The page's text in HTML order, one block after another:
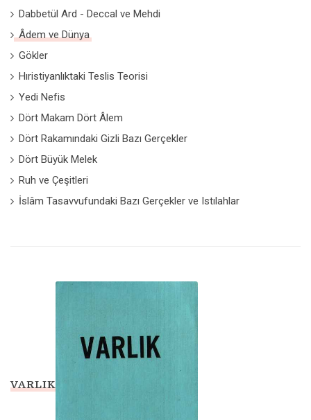
Dabbetül Ard - Deccal ve Mehdi
Âdem ve Dünya
Gökler
Hıristiyanlıktaki Teslis Teorisi
Yedi Nefis
Dört Makam Dört Âlem
Dört Rakamındaki Gizli Bazı Gerçekler
Dört Büyük Melek
Ruh ve Çeşitleri
İslâm Tasavvufundaki Bazı Gerçekler ve Istılahlar
VARLIK